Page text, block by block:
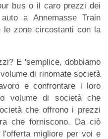
bus o il caro prezzi dei
a Annemasse Train
le zone circostanti con la
E 'semplice, dobbiamo
di rinomate società
e confrontare i loro
volume di società che
che offrono i prezzi
che forniscono. Da ciò
migliore per voi e